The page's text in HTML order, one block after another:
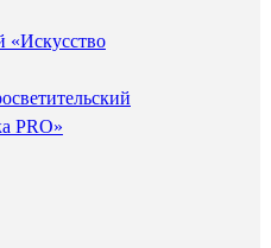
«Искусство
PRO»